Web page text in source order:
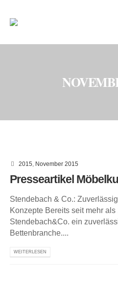
2015 November 2015
Presseartikel
Stendebach & Co.:
Konzepte Bereits seit mehr
Stendebach&Co. ein
Bettenbranche....
WEITERLESEN